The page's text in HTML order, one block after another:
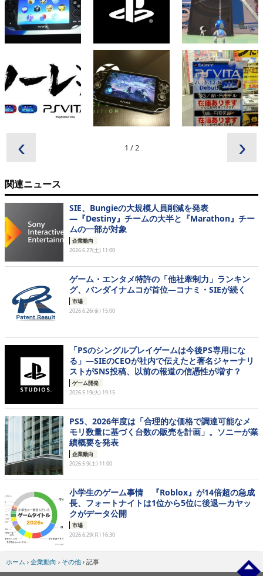
1 /2
‹ ›
関連ニュース
SIE、Bungieの大規模人員削減を発表
―『Destiny』チームの大半と『Marathon』チー
ムの一部が対象
企業動向
2026.6.27(土) 11:00
ゲーム・エンタメ特許の「他社牽制力」ランキン
グ、バンダイナムコが首位—コナミ・SIEが続く
市場
2026.6.26(金) 15:00
「PSのシングルプレイゲームは今後PS専用にな
る」―SIEのCEOが社内で伝えたと著名ジャーナリ
ストがSNS投稿、以前の報道の信憑性が増す？
ゲーム開発
2026.5.19(火) 19:15
PS5、2026年度は「合理的な価格で調達可能なメ
モリ数量に基づく台数の販売を計画」。ソニーが業
績概要を発表
企業動向
2026.5.9(土) 11:00
小学生のゲーム事情 『Roblox』が14倍超の急成
長、フォートナイトは1位から5位に後退―カヤッ
クがデータ公開
市場
2026.6.29(月) 16:30
ホーム › 企業動向 › その他 › 記事